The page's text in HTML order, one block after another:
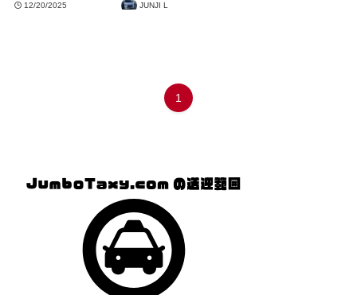
12/20/2025 JUNJI L
1